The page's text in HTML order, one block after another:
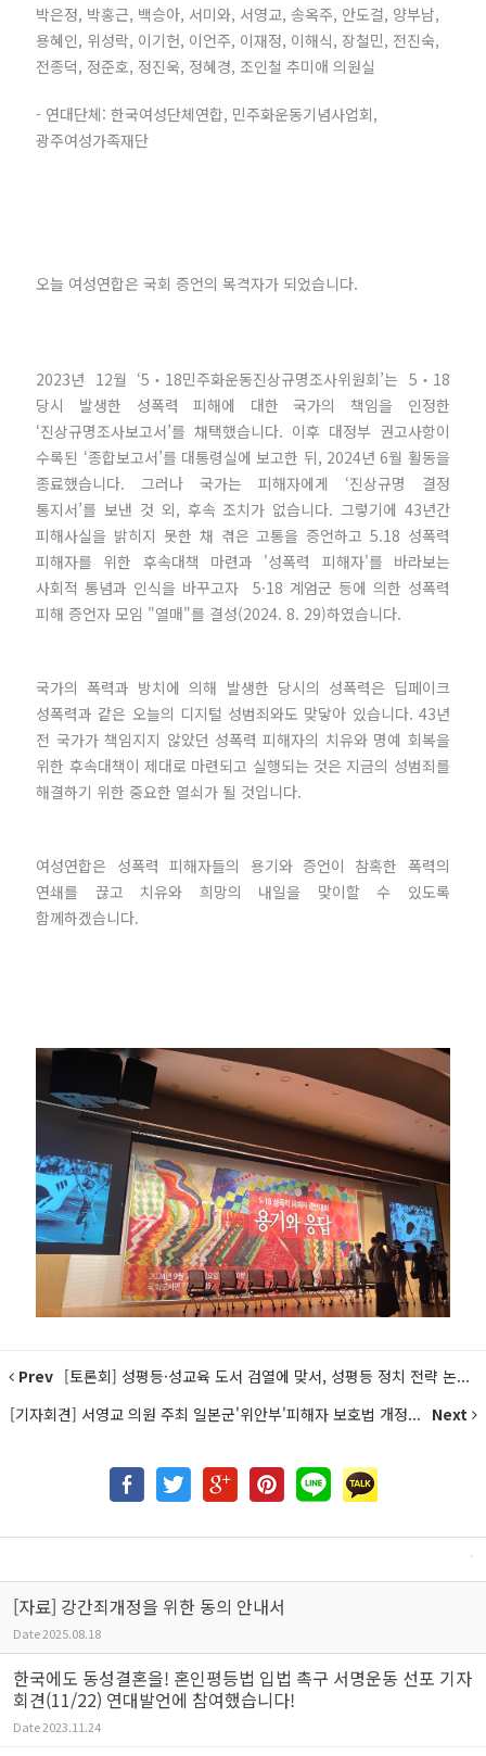
박은정, 박홍근, 백승아, 서미와, 서영교, 송옥주, 안도걸, 양부남,
용혜인, 위성락, 이기헌, 이언주, 이재정, 이해식, 장철민, 전진숙,
전종덕, 정준호, 정진욱, 정혜경, 조인철 추미애 의원실
- 연대단체: 한국여성단체연합, 민주화운동기념사업회,
광주여성가족재단
오늘 여성연합은 국회 증언의 목격자가 되었습니다.
2023년 12월 ‘5‧18민주화운동진상규명조사위원회’는 5‧18
당시 발생한 성폭력 피해에 대한 국가의 책임을 인정한
‘진상규명조사보고서’를 채택했습니다. 이후 대정부 권고사항이
수록된 ‘종합보고서’를 대통령실에 보고한 뒤, 2024년 6월 활동을
종료했습니다. 그러나 국가는 피해자에게 ‘진상규명 결정
통지서’를 보낸 것 외, 후속 조치가 없습니다. 그렇기에 43년간
피해사실을 밝히지 못한 채 겪은 고통을 증언하고 5.18 성폭력
피해자를 위한 후속대책 마련과 '성폭력 피해자'를 바라보는
사회적 통념과 인식을 바꾸고자 5·18 계엄군 등에 의한 성폭력
피해 증언자 모임 "열매"를 결성(2024. 8. 29)하였습니다.
국가의 폭력과 방치에 의해 발생한 당시의 성폭력은 딥페이크
성폭력과 같은 오늘의 디지털 성범죄와도 맞닿아 있습니다. 43년
전 국가가 책임지지 않았던 성폭력 피해자의 치유와 명예 회복을
위한 후속대책이 제대로 마련되고 실행되는 것은 지금의 성범죄를
해결하기 위한 중요한 열쇠가 될 것입니다.
여성연합은 성폭력 피해자들의 용기와 증언이 참혹한 폭력의
연쇄를 끊고 치유와 희망의 내일을 맞이할 수 있도록
함께하겠습니다.
Prev [토론회] 성평등·성교육 도서 검열에 맞서, 성평등 정치 전략 논...
[기자회견] 서영교 의원 주최 일본군'위안부'피해자 보호법 개정... Next
[자료] 강간죄개정을 위한 동의 안내서
Date2025.08.18
한국에도 동성결혼을! 혼인평등법 입법 촉구 서명운동 선포 기자
회견(11/22) 연대발언에 참여했습니다!
Date2023.11.24